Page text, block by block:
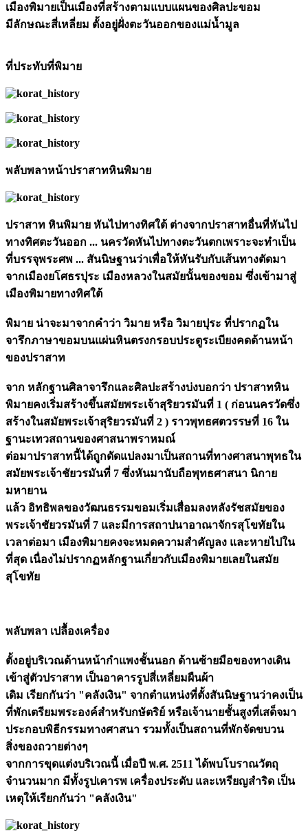
เมืองพิมายเป็นเมืองที่สร้างตามแบบแผนของศิลปะขอม
มีลักษณะสี่เหลี่ยม ตั้งอยู่ฝั่งตะวันออกของแม่น้ำมูล
ที่ประทับที่พิมาย
พลับพลาหน้าปราสาทหินพิมาย
ปราสาท หินพิมาย หันไปทางทิศใต้ ต่างจากปราสาทอื่นที่หันไป
ทางทิศตะวันออก ... นครวัดหันไปทางตะวันตกเพราะจะทำเป็น
ที่บรรจุพระศพ ... สันนิษฐานว่าเพื่อให้หันรับกับเส้นทางตัดมา
จากเมืองยโศธรปุระ เมืองหลวงในสมัยนั้นของขอม ซึ่งเข้ามาสู่
เมืองพิมายทางทิศใต้
พิมาย น่าจะมาจากคำว่า วิมาย หรือ วิมายปุระ ที่ปรากฏใน
จารึกภาษาขอมบนแผ่นหินตรงกรอบประตูระเบียงคดด้านหน้า
ของปราสาท
จาก หลักฐานศิลาจารึกและศิลปะสร้างบ่งบอกว่า ปราสาทหิน
พิมายคงเริ่มสร้างขึ้นสมัยพระเจ้าสุริยวรมันที่ 1 ( ก่อนนครวัดซึ่ง
สร้างในสมัยพระเจ้าสุริยวรมันที่ 2 ) ราวพุทธศตวรรษที่ 16 ใน
ฐานะเทวสถานของศาสนาพราหมณ์
ต่อมาปราสาทนี้ได้ถูกดัดแปลงมาเป็นสถานที่ทางศาสนาพุทธใน
สมัยพระเจ้าชัยวรมันที่ 7 ซึ่งหันมานับถือพุทธศาสนา นิกาย
มหายาน
แล้ว อิทธิพลของวัฒนธรรมขอมเริ่มเสื่อมลงหลังรัชสมัยของ
พระเจ้าชัยวรมันที่ 7 และมีการสถาปนาอาณาจักรสุโขทัยใน
เวลาต่อมา เมืองพิมายคงจะหมดความสำคัญลง และหายไปใน
ที่สุด เนื่องไม่ปรากฏหลักฐานเกี่ยวกับเมืองพิมายเลยในสมัย
สุโขทัย
พลับพลา เปลื้องเครื่อง
ตั้งอยู่บริเวณด้านหน้ากำแพงชั้นนอก ด้านซ้ายมือของทางเดิน
เข้าสู่ตัวปราสาท เป็นอาคารรูปสี่เหลี่ยมผืนผ้า
เดิม เรียกกันว่า "คลังเงิน" จากตำแหน่งที่ตั้งสันนิษฐานว่าคงเป็น
ที่พักเตรียมพระองค์สำหรับกษัตริย์ หรือเจ้านายชั้นสูงที่เสด็จมา
ประกอบพิธีกรรมทางศาสนา รวมทั้งเป็นสถานที่พักจัดขบวน
สิ่งของถวายต่างๆ
จากการขุดแต่งบริเวณนี้ เมื่อปี พ.ศ. 2511 ได้พบโบราณวัตถุ
จำนวนมาก มีทั้งรูปเคารพ เครื่องประดับ และเหรียญสำริด เป็น
เหตุให้เรียกกันว่า "คลังเงิน"